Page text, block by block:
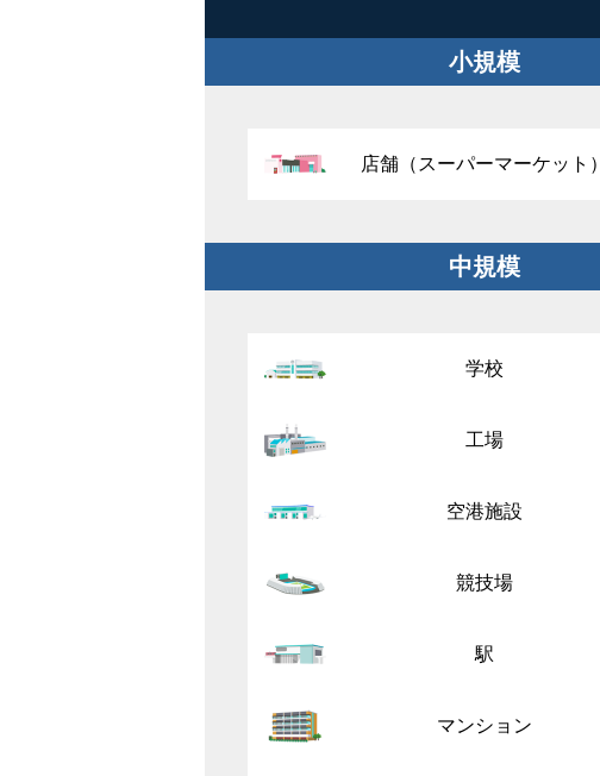
小規模
店舗（スーパーマーケット）
中規模
学校
工場
空港施設
競技場
駅
マンション